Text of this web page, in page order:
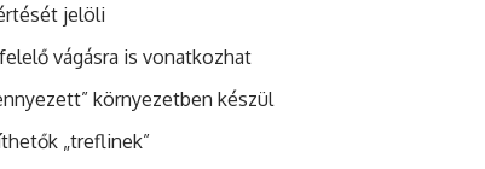
jelöli
vágásra is vonatkozhat
környezetben készül
„treflinek”